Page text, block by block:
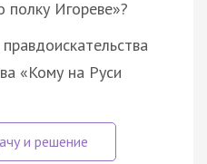
полку Игореве»?
«Кому на Руси